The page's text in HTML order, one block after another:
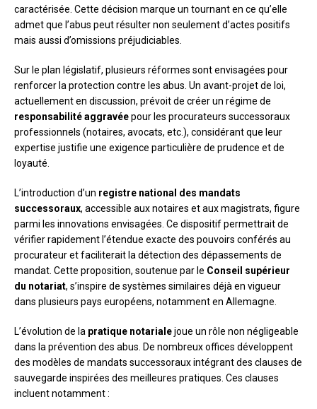
caractérisée. Cette décision marque un tournant en ce qu’elle
admet que l’abus peut résulter non seulement d’actes positifs
mais aussi d’omissions préjudiciables.
Sur le plan législatif, plusieurs réformes sont envisagées pour
renforcer la protection contre les abus. Un avant-projet de loi,
actuellement en discussion, prévoit de créer un régime de
responsabilité aggravéepour les procurateurs successoraux
professionnels (notaires, avocats, etc.), considérant que leur
expertise justifie une exigence particulière de prudence et de
loyauté.
L’introduction d’un registre national des mandats
successoraux, accessible aux notaires et aux magistrats, figure
parmi les innovations envisagées. Ce dispositif permettrait de
vérifier rapidement l’étendue exacte des pouvoirs conférés au
procurateur et faciliterait la détection des dépassements de
mandat. Cette proposition, soutenue par le Conseil supérieur
du notariat, s’inspire de systèmes similaires déjà en vigueur
dans plusieurs pays européens, notamment en Allemagne.
L’évolution de la pratique notarialejoue un rôle non négligeable
dans la prévention des abus. De nombreux offices développent
des modèles de mandats successoraux intégrant des clauses de
sauvegarde inspirées des meilleures pratiques. Ces clauses
incluent notamment :